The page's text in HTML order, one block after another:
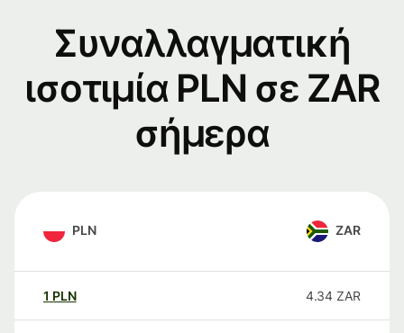
Συναλλαγματική
ισοτιμία PLN σε ZAR
σήμερα
PLN ZAR
1 PLN 4.34 ZAR